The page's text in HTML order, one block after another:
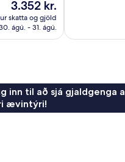
Verðið
er
3.352 kr.
3.352 kr.
skatta og gjöld
ágú. - 31. ágú.
inn til að sjá
ævintýri!